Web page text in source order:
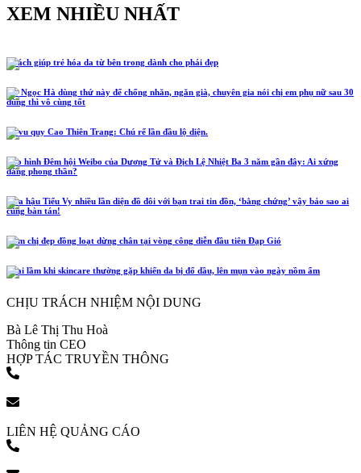
XEM NHIỀU NHẤT
5 cách giúp trẻ hóa da từ bên trong dành cho phái đẹp
Hồ Ngọc Hà dùng thứ này để chống nhăn, ngăn già, chuyên gia nói chị em phụ nữ sau 30
dùng thì vô cùng tốt
Lễ vu quy Cao Thiên Trang: Chú rể lần đầu lộ diện.
Tạo hình Đêm hội Weibo của Dương Tử và Địch Lệ Nhiệt Ba 3 năm gần đây: Ai xứng
đáng phong thần?
Hoa hậu Tiểu Vy nhiều lần diện đồ đôi với bạn trai tin đồn, ‘bằng chứng’ vậy bảo sao ai
cũng bàn tán!
Năm chị đẹp đồng loạt dừng chân tại vòng công diễn đầu tiên Đạp Gió
4 sai lầm khi skincare thường gặp khiến da bị đổ dầu, lên mụn vào ngày nồm ẩm
CHỊU TRÁCH NHIỆM NỘI DUNG
Bà Lê Thị Thu Hoà
Thông tin CEO
HỢP TÁC TRUYỀN THÔNG
LIÊN HỆ QUẢNG CÁO